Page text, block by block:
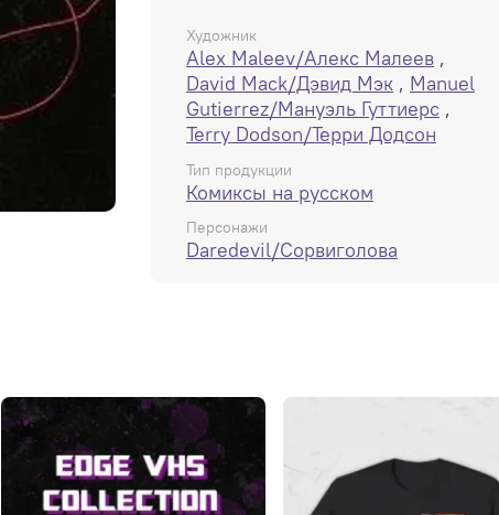
Художник
Alex Maleev/Алекс Малеев ,
David Mack/Дэвид Мэк , Manuel
Gutierrez/Мануэль Гуттиерс ,
Terry Dodson/Терри Додсон
Тип продукции
Комиксы на русском
Персонажи
Daredevil/Сорвиголова